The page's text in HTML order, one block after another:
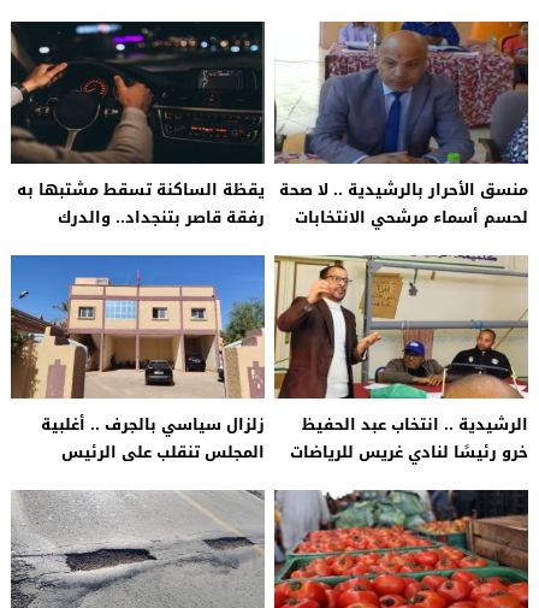
الحضري
منسق الأحرار بالرشيدية .. لا صحة
لحسم أسماء مرشحي الانتخابات
يقظة الساكنة تسقط مشتبها به
رفقة قاصر بتنجداد.. والدرك
الرشيدية .. انتخاب عبد الحفيظ
خرو رئيسًا لنادي غريس للرياضات
زلزال سياسي بالجرف .. أغلبية
المجلس تنقلب على الرئيس